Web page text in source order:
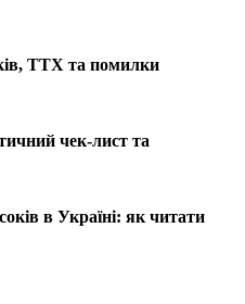
ТТХ та помилки
чек-лист та
в Україні: як читати